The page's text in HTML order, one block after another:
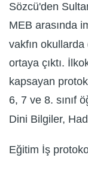
Sözcü'den
MEB arasında
vakfın okullarda
ortaya çıktı.
kapsayan
6, 7 ve 8. sınıf
Dini Bilgiler,
Eğitim İş